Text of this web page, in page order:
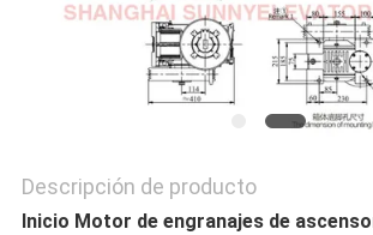
PRIVACY
Descripción de producto
Inicio Motor de engranajes de